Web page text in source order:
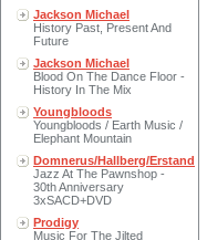
Jackson Michael
History Past, Present And
Future
Jackson Michael
Blood On The Dance Floor -
History In The Mix
Youngbloods
Youngbloods / Earth Music /
Elephant Mountain
Domnerus/Hallberg/Erstand
Jazz At The Pawnshop -
30th Anniversary
3xSACD+DVD
Prodigy
Music For The Jilted